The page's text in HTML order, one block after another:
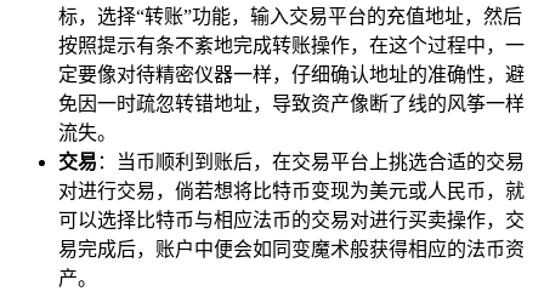
标，选择“转账”功能，输入交易平台的充值地址，然后
按照提示有条不紊地完成转账操作，在这个过程中，一
定要像对待精密仪器一样，仔细确认地址的准确性，避
免因一时疏忽转错地址，导致资产像断了线的风筝一样
流失。
交易 ：当币顺利到账后，在交易平台上挑选合适的交易
对进行交易，倘若想将比特币变现为美元或人民币，就
可以选择比特币与相应法币的交易对进行买卖操作，交
易完成后，账户中便会如同变魔术般获得相应的法币资
产。